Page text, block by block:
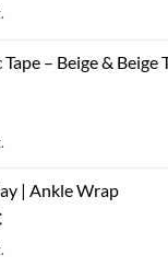
– Beige & Beige
| Ankle Wrap